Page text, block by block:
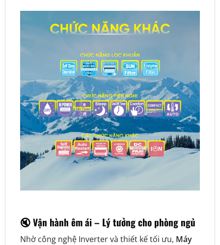
🔇 Vận hành êm ái – Lý tưởng cho phòng ngủ
Nhờ công nghệ Inverter và thiết kế tối ưu, Máy